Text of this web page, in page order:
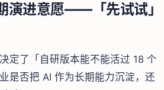
演进意愿——「先试试」
定了「自研版本能不能活过 18 个
是否把 AI 作为长期能力沉淀，还